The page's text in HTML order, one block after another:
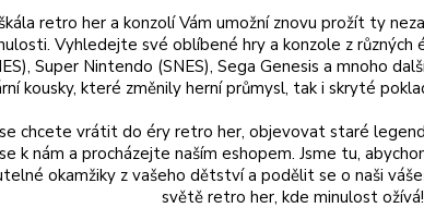
retro her a konzolí Vám umožní znovu prožít ty
Vyhledejte své oblíbené hry a konzole z
Super Nintendo (SNES), Sega Genesis a mnoho
kousky, které změnily herní průmysl, tak i skryté
chcete vrátit do éry retro her, objevovat staré
k nám a procházejte naším eshopem. Jsme tu,
okamžiky z vašeho dětství a podělit se o naši
světě retro her, kde minulost ožívá!